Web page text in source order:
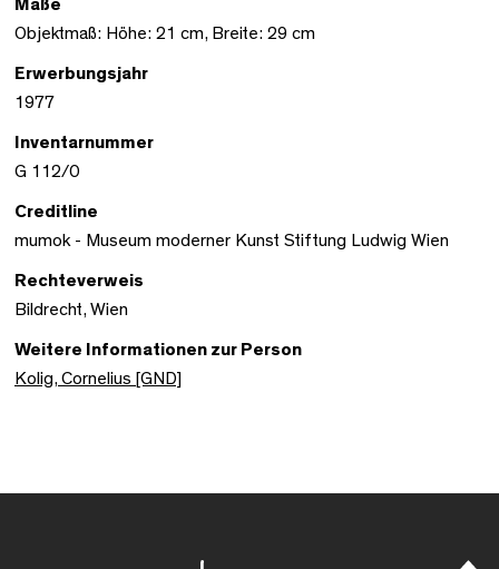
Maße
Objektmaß: Höhe: 21 cm, Breite: 29 cm
Erwerbungsjahr
1977
Inventarnummer
G 112/0
Creditline
mumok - Museum moderner Kunst Stiftung Ludwig Wien
Rechteverweis
Bildrecht, Wien
Weitere Informationen zur Person
Kolig, Cornelius [GND]